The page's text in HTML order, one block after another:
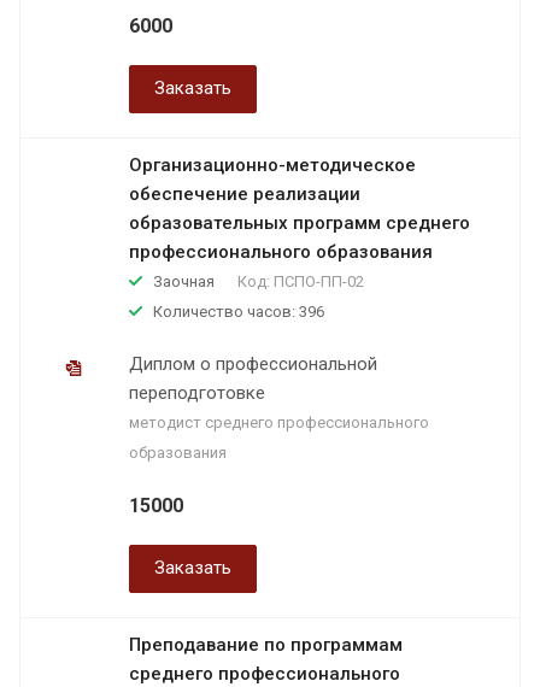
6000
Заказать
Организационно-методическое
обеспечение реализации
образовательных программ среднего
профессионального образования
Заочная Код: ПСПО-ПП-02
Количество часов: 396
Диплом о профессиональной
переподготовке
методист среднего профессионального
образования
15000
Заказать
Преподавание по программам
среднего профессионального